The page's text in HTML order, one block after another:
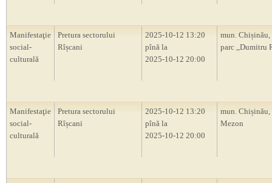
Manifestaţie
social-
culturală
Pretura sectorului
Rîșcani
2025-10-12 13:20
pînă la
2025-10-12 20:00
mun. Chișinău,
parc ,,Dumitru
Manifestaţie
social-
culturală
Pretura sectorului
Rîșcani
2025-10-12 13:20
pînă la
2025-10-12 20:00
mun. Chișinău,
Mezon